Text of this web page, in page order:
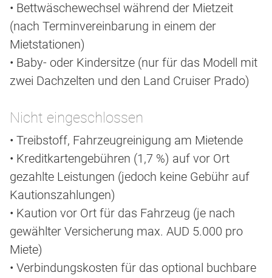
• Bettwäschewechsel während der Mietzeit
(nach Terminvereinbarung in einem der
Mietstationen)
• Baby- oder Kindersitze (nur für das Modell mit
zwei Dachzelten und den Land Cruiser Prado)
Nicht eingeschlossen
• Treibstoff, Fahrzeugreinigung am Mietende
• Kreditkartengebühren (1,7 %) auf vor Ort
gezahlte Leistungen (jedoch keine Gebühr auf
Kautionszahlungen)
• Kaution vor Ort für das Fahrzeug (je nach
gewählter Versicherung max. AUD 5.000 pro
Miete)
• Verbindungskosten für das optional buchbare